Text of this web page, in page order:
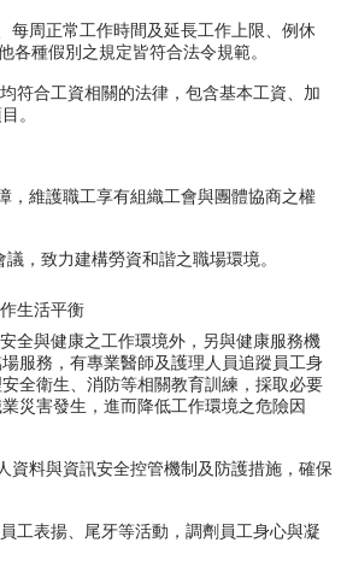
每周正常工作時間及延長工作上限、例休
各種假別之規定皆符合法令規範。
符合工資相關的法律，包含基本工資、加
。
，維護職工享有組織工會與團體協商之權
，致力建構勞資和諧之職場環境。
生活平衡
全與健康之工作環境外，另與健康服務機
服務，有專業醫師及護理人員追蹤員工身
全衛生、消防等相關教育訓練，採取必要
災害發生，進而降低工作環境之危險因
資料與資訊安全控管機制及防護措施，確保
工表揚、尾牙等活動，調劑員工身心與凝